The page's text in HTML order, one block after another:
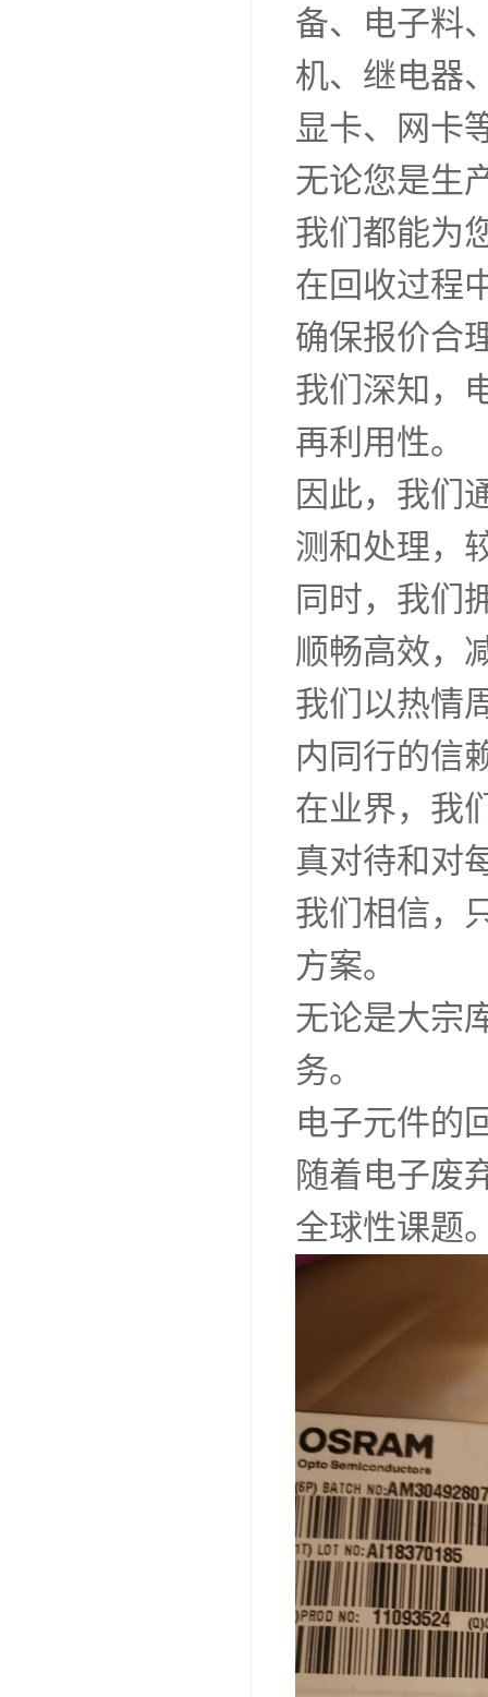
备、电子料
机、继电器
显卡、网卡
无论您是生
我们都能为
在回收过程
确保报价合
我们深知，
再利用性。
因此，我们
测和处理，
同时，我们
顺畅高效，
我们以热情
内同行的信
在业界，我
真对待和对
我们相信，
方案。
无论是大宗
务。
电子元件的
随着电子废
全球性课题